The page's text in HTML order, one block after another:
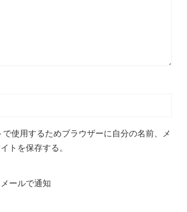
で使用するためブラウザーに自分の名前、メ
トを保存する。
ールで通知